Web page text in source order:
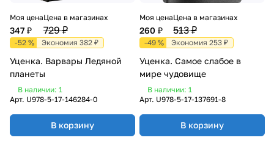
Моя цена
347 ₽
Цена в магазинах
729 ₽
-52 % Экономия 382 ₽
Уценка. Варвары Ледяной
планеты
В наличии: 1
Арт. U978-5-17-146284-0
В корзину
Моя цена
260 ₽
Цена в магазинах
513 ₽
-49 % Экономия 253 ₽
Уценка. Самое слабое в
мире чудовище
В наличии: 1
Арт. U978-5-17-137691-8
В корзину